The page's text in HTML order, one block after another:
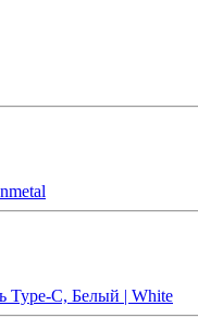
Type-C, Белый | White